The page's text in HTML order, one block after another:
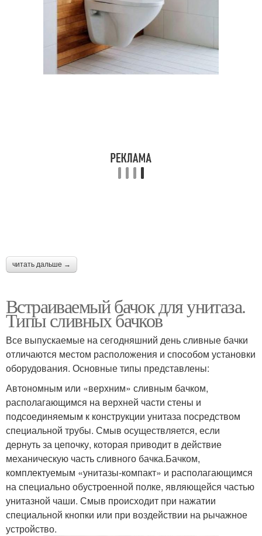
читать дальше →
Встраиваемый бачок для унитаза.
Типы сливных бачков
Все выпускаемые на сегодняшний день сливные бачки
отличаются местом расположения и способом установки
оборудования. Основные типы представлены:
Автономным или «верхним» сливным бачком,
располагающимся на верхней части стены и
подсоединяемым к конструкции унитаза посредством
специальной трубы. Смыв осуществляется, если
дернуть за цепочку, которая приводит в действие
механическую часть сливного бачка.Бачком,
комплектуемым «унитазы-компакт» и располагающимся
на специально обустроенной полке, являющейся частью
унитазной чаши. Смыв происходит при нажатии
специальной кнопки или при воздействии на рычажное
устройство.